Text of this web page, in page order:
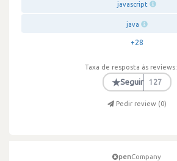
javascript
java
+28
Taxa de resposta às reviews:
★Seguir 127
Pedir review (0)
penCompany